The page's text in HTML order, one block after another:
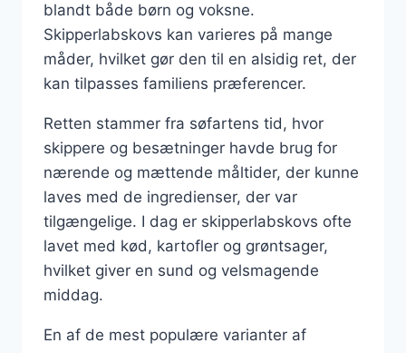
blandt både børn og voksne.
Skipperlabskovs kan varieres på mange
måder, hvilket gør den til en alsidig ret, der
kan tilpasses familiens præferencer.
Retten stammer fra søfartens tid, hvor
skippere og besætninger havde brug for
nærende og mættende måltider, der kunne
laves med de ingredienser, der var
tilgængelige. I dag er skipperlabskovs ofte
lavet med kød, kartofler og grøntsager,
hvilket giver en sund og velsmagende
middag.
En af de mest populære varianter af